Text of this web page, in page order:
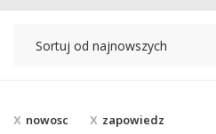
nowosc zapowiedz